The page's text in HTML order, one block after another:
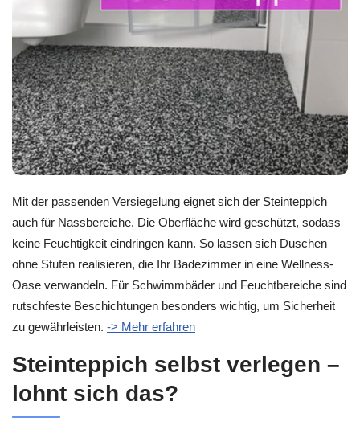
Mit der passenden Versiegelung eignet sich der Steinteppich
auch für Nassbereiche. Die Oberfläche wird geschützt, sodass
keine Feuchtigkeit eindringen kann. So lassen sich Duschen
ohne Stufen realisieren, die Ihr Badezimmer in eine Wellness-
Oase verwandeln. Für Schwimmbäder und Feuchtbereiche sind
rutschfeste Beschichtungen besonders wichtig, um Sicherheit
zu gewährleisten. -> Mehr erfahren
Steinteppich selbst verlegen –
lohnt sich das?